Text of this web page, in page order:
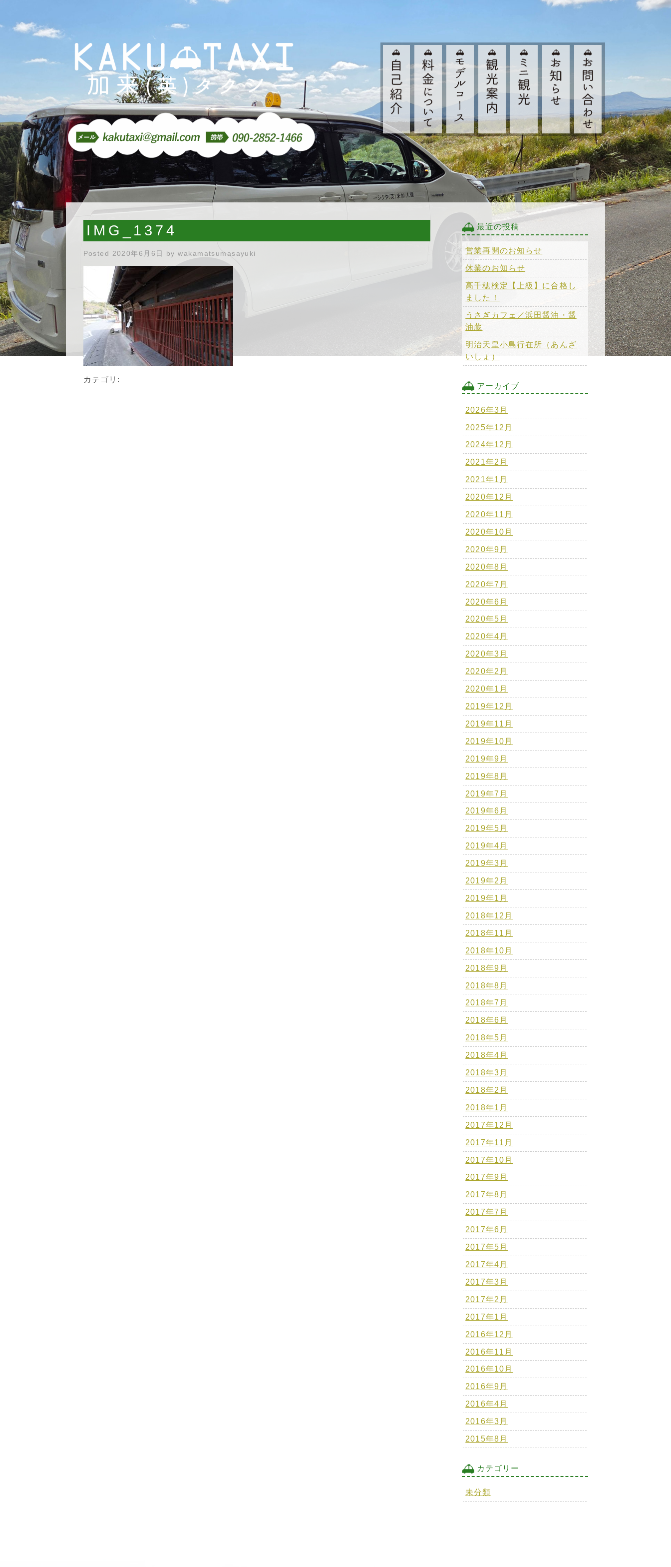
IMG_1374
Posted 2020年6月6日 bywakamatsumasayuki
カテゴリ:
最近の投稿
営業再開のお知らせ
休業のお知らせ
高千穂検定【上級】に合格し
ました！
うさぎカフェ／浜田醤油・醤
油蔵
明治天皇小島行在所（あんざ
いしょ）
アーカイブ
2026年3月
2025年12月
2024年12月
2021年2月
2021年1月
2020年12月
2020年11月
2020年10月
2020年9月
2020年8月
2020年7月
2020年6月
2020年5月
2020年4月
2020年3月
2020年2月
2020年1月
2019年12月
2019年11月
2019年10月
2019年9月
2019年8月
2019年7月
2019年6月
2019年5月
2019年4月
2019年3月
2019年2月
2019年1月
2018年12月
2018年11月
2018年10月
2018年9月
2018年8月
2018年7月
2018年6月
2018年5月
2018年4月
2018年3月
2018年2月
2018年1月
2017年12月
2017年11月
2017年10月
2017年9月
2017年8月
2017年7月
2017年6月
2017年5月
2017年4月
2017年3月
2017年2月
2017年1月
2016年12月
2016年11月
2016年10月
2016年9月
2016年4月
2016年3月
2015年8月
カテゴリー
未分類